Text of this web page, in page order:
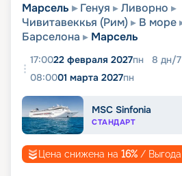
Марсель Генуя
Ливорно
Чивитавеккья (Рим)
В море
Барселона
Марсель
17:0022 февраля 2027пн 8 дн/7
08:0001 марта 2027пн
MSC Sinfonia
СТАНДАРТ
Цена снижена на 16% / Выгода